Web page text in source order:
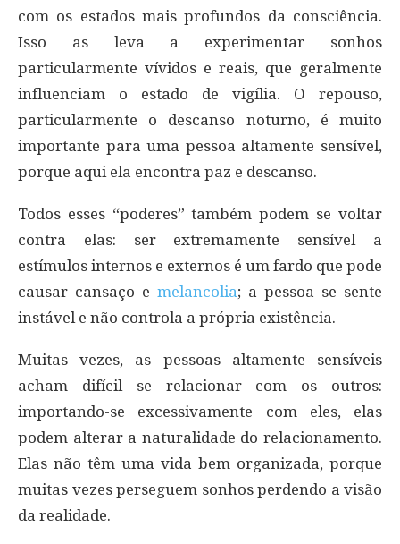
com os estados mais profundos da consciência.
Isso as leva a experimentar sonhos
particularmente vívidos e reais, que geralmente
influenciam o estado de vigília. O repouso,
particularmente o descanso noturno, é muito
importante para uma pessoa altamente sensível,
porque aqui ela encontra paz e descanso.
Todos esses “poderes” também podem se voltar
contra elas: ser extremamente sensível a
estímulos internos e externos é um fardo que pode
causar cansaço e melancolia; a pessoa se sente
instável e não controla a própria existência.
Muitas vezes, as pessoas altamente sensíveis
acham difícil se relacionar com os outros:
importando-se excessivamente com eles, elas
podem alterar a naturalidade do relacionamento.
Elas não têm uma vida bem organizada, porque
muitas vezes perseguem sonhos perdendo a visão
da realidade.